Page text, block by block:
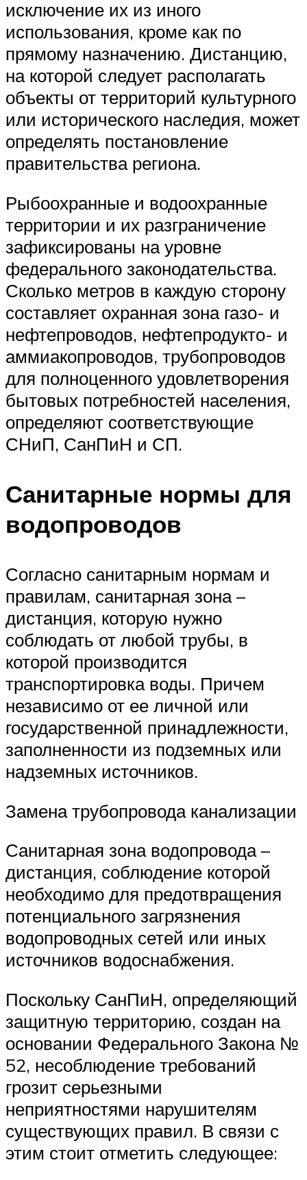
исключение их из иного
использования, кроме как по
прямому назначению. Дистанцию,
на которой следует располагать
объекты от территорий культурного
или исторического наследия, может
определять постановление
правительства региона.
Рыбоохранные и водоохранные
территории и их разграничение
зафиксированы на уровне
федерального законодательства.
Сколько метров в каждую сторону
составляет охранная зона газо- и
нефтепроводов, нефтепродукто- и
аммиакопроводов, трубопроводов
для полноценного удовлетворения
бытовых потребностей населения,
определяют соответствующие
СНиП, СанПиН и СП.
Санитарные нормы для
водопроводов
Согласно санитарным нормам и
правилам, санитарная зона –
дистанция, которую нужно
соблюдать от любой трубы, в
которой производится
транспортировка воды. Причем
независимо от ее личной или
государственной принадлежности,
заполненности из подземных или
надземных источников.
Замена трубопровода канализации
Санитарная зона водопровода –
дистанция, соблюдение которой
необходимо для предотвращения
потенциального загрязнения
водопроводных сетей или иных
источников водоснабжения.
Поскольку СанПиН, определяющий
защитную территорию, создан на
основании Федерального Закона №
52, несоблюдение требований
грозит серьезными
неприятностями нарушителям
существующих правил. В связи с
этим стоит отметить следующее: